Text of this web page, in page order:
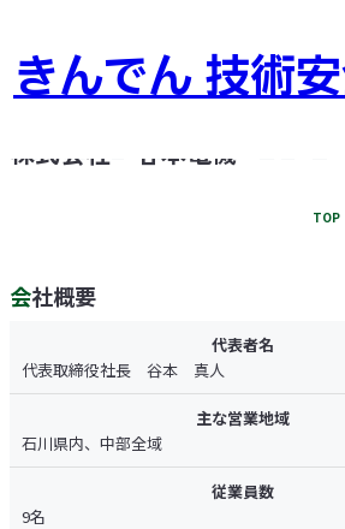
きんでん 技術
株式会社 谷本電機
TOP
会社概要
代表者名
代表取締役社長 谷本 真人
主な営業地域
石川県内、中部全域
従業員数
9名